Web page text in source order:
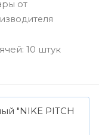
от
10 штук
"NIKE PITCH